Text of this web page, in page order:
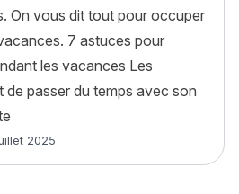
On vous dit tout pour occuper
7 astuces pour
les vacances Les
passer du temps avec son
2025